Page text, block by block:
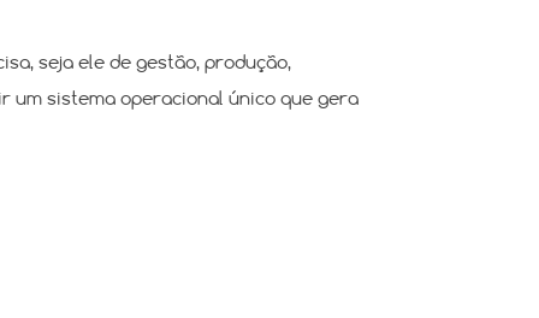
seja ele de gestão, produção,
um sistema operacional único que gera